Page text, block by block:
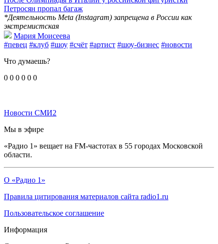
Петросян пропал багаж
*Деятельность Meta (Instagram) запрещена в России как
экстремистская
Мария Моисеева
#певец #клуб #шоу #счёт #артист #шоу-бизнес #новости
Что думаешь?
0 0 0 0 0 0
Новости СМИ2
Мы в эфире
«Радио 1» вещает на FM-частотах в 55 городах Московской
области.
О «Радио 1»
Правила цитирования материалов сайта radio1.ru
Пользовательское соглашение
Информация